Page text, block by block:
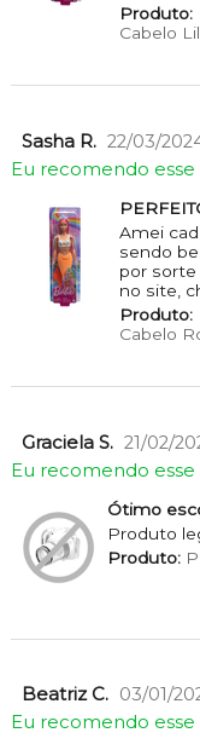
Produto:
Cabelo
Sasha R. 22/03/
Eu recomendo
Amei
sendo
por sorte
no site,
Produto:
Cabelo
Graciela S. 21/02/
Eu recomendo
Ótimo
Produto
Produto:
Beatriz C. 03/01/
Eu recomendo